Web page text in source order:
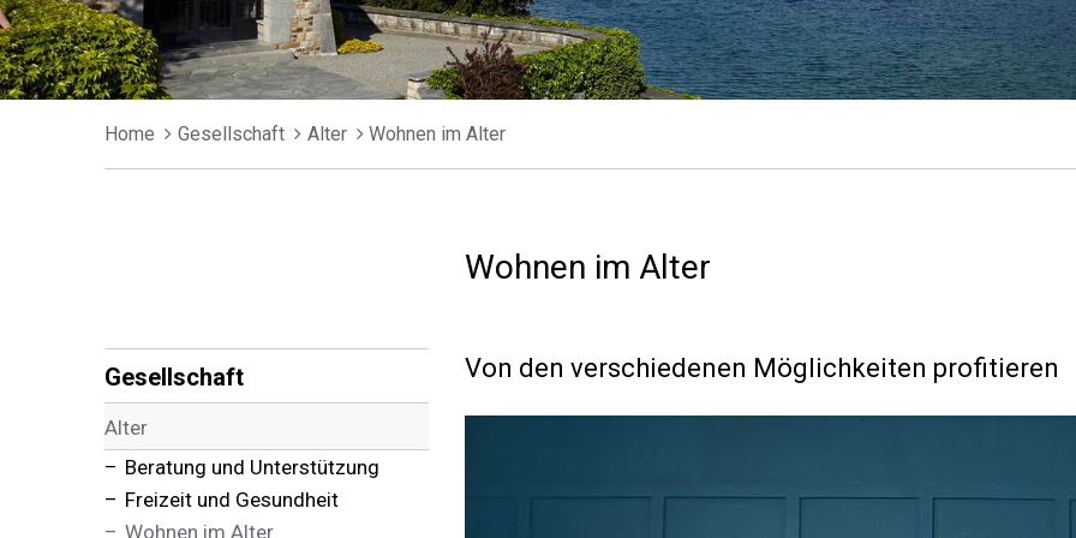
Breadcrumb
Home Gesellschaft Alter Wohnen im Alter
Subnavigation
Gesellschaft
Alter
Beratung und Unterstützung
Freizeit und Gesundheit
Wohnen im Alter
Wohnen im Alter
Von den verschiedenen Möglichkeiten profitieren